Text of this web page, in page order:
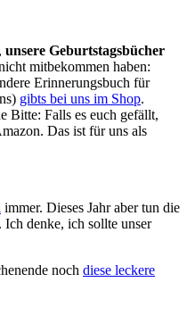
unsere Geburtstagsbücher
mitbekommen haben:
Erinnerungsbuch für
gibts bei uns im Shop.
Bitte: Falls es euch gefällt,
Das ist für uns als
immer. Dieses Jahr aber tun die
Ich denke, ich sollte unser
noch diese leckere